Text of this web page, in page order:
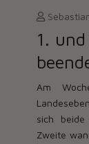
1.
Am
sich
Zweite